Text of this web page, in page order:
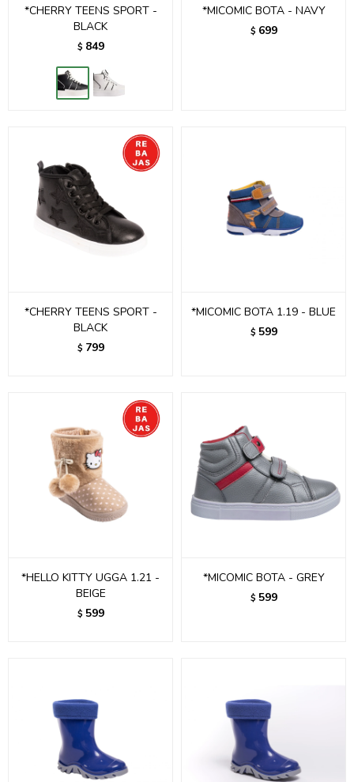
*CHERRY TEENS SPORT -
BLACK
$ 849
*MICOMIC BOTA - NAVY
$ 699
*CHERRY TEENS SPORT -
BLACK
$ 799
*MICOMIC BOTA 1.19 - BLUE
$ 599
*HELLO KITTY UGGA 1.21 -
BEIGE
$ 599
*MICOMIC BOTA - GREY
$ 599